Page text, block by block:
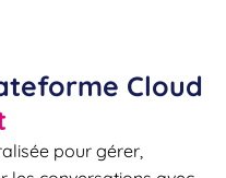
Cloud
pour gérer,